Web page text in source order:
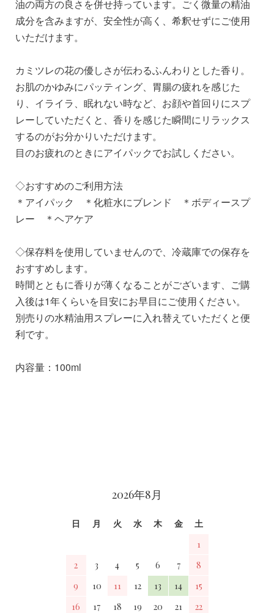
油の両方の良さを併せ持っています。ごく微量の精油
成分を含みますが、安全性が高く、希釈せずにご使用
いただけます。
カミツレの花の優しさが伝わるふんわりとした香り。
お肌のかゆみにパッティング、胃腸の疲れを感じた
り、イライラ、眠れない時など、お顔や首回りにスプ
レーしていただくと、香りを感じた瞬間にリラックス
するのがお分かりいただけます。
目のお疲れのときにアイパックでお試しください。
◇おすすめのご利用方法
＊アイパック ＊化粧水にブレンド ＊ボディースプ
レー ＊ヘアケア
◇保存料を使用していませんので、冷蔵庫での保存を
おすすめします。
時間とともに香りが薄くなることがございます、ご購
入後は1年くらいを目安にお早目にご使用ください。
別売りの水精油用スプレーに入れ替えていただくと便
利です。
内容量：100ml
2026年8月
日 月 火 水 木 金
土
1
2
3 4 5 6 7
8
9
10 11 12 13 14
15
16
17 18 19 20 21
22